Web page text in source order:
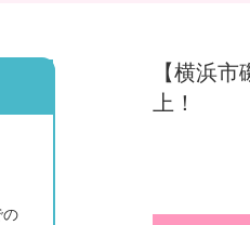
【横浜
上！
の